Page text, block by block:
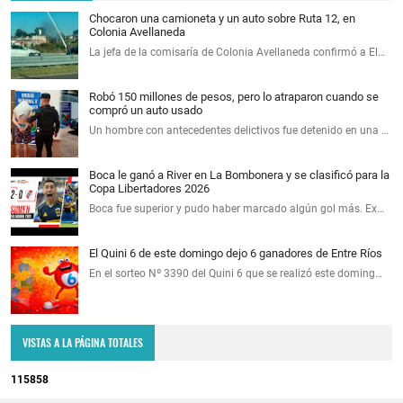
Chocaron una camioneta y un auto sobre Ruta 12, en
Colonia Avellaneda
La jefa de la comisaría de Colonia Avellaneda confirmó a El…
Robó 150 millones de pesos, pero lo atraparon cuando se
compró un auto usado
Un hombre con antecedentes delictivos fue detenido en una …
Boca le ganó a River en La Bombonera y se clasificó para la
Copa Libertadores 2026
Boca fue superior y pudo haber marcado algún gol más. Ex…
El Quini 6 de este domingo dejo 6 ganadores de Entre Ríos
En el sorteo Nº 3390 del Quini 6 que se realizó este doming…
VISTAS A LA PÁGINA TOTALES
1 1 5858